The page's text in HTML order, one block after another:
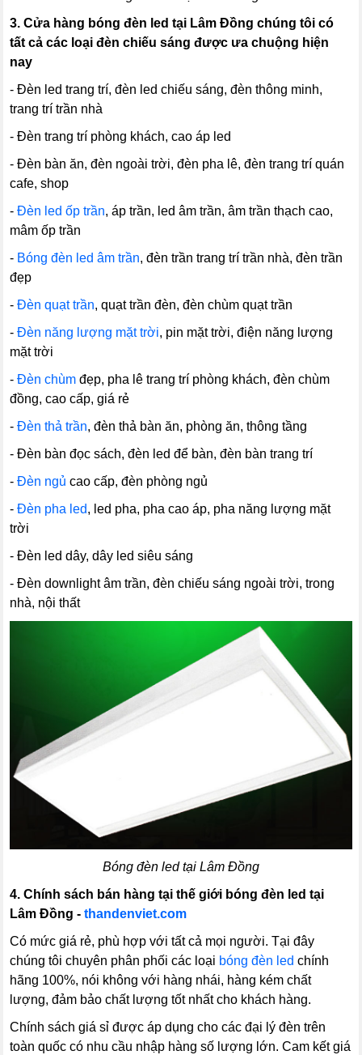
3.Cửa hàng bóng đèn led tại Lâm Đồng chúng tôi có
tất cả các loại đèn chiếu sáng được ưa chuộng hiện
nay
- Đèn led trang trí, đèn led chiếu sáng, đèn thông minh,
trang trí trần nhà
- Đèn trang trí phòng khách, cao áp led
- Đèn bàn ăn, đèn ngoài trời, đèn pha lê, đèn trang trí quán
cafe, shop
-Đèn led ốp trần, áp trần, led âm trần, âm trần thạch cao,
mâm ốp trần
- Bóng đèn led âm trần, đèn trần trang trí trần nhà, đèn trần
đẹp
-Đèn quạt trần, quạt trần đèn, đèn chùm quạt trần
-Đèn năng lượng mặt trời, pin mặt trời, điện năng lượng
mặt trời
-Đèn chùm đẹp, pha lê trang trí phòng khách, đèn chùm
đồng, cao cấp, giá rẻ
-Đèn thả trần, đèn thả bàn ăn, phòng ăn, thông tầng
- Đèn bàn đọc sách, đèn led để bàn, đèn bàn trang trí
-Đèn ngủ cao cấp, đèn phòng ngủ
-Đèn pha led, led pha, pha cao áp, pha năng lượng mặt
trời
- Đèn led dây, dây led siêu sáng
- Đèn downlight âm trần, đèn chiếu sáng ngoài trời, trong
nhà, nội thất
Bóng đèn led tại Lâm Đồng
4.Chính sách bán hàng tại thế giới bóng đèn led tại
Lâm Đồng -thandenviet.com
Có mức giá rẻ, phù hợp với tất cả mọi người. Tại đây
chúng tôi chuyên phân phối các loại bóng đèn led chính
hãng 100%, nói không với hàng nhái, hàng kém chất
lượng, đảm bảo chất lượng tốt nhất cho khách hàng.
Chính sách giá sỉ được áp dụng cho các đại lý đèn trên
toàn quốc có nhu cầu nhập hàng số lượng lớn. Cam kết giá